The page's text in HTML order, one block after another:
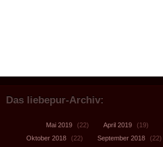
Das liebepur-Archiv:
Mai 2019 (22) April 2019 (19)
Oktober 2018
(22) September 2018 (22)